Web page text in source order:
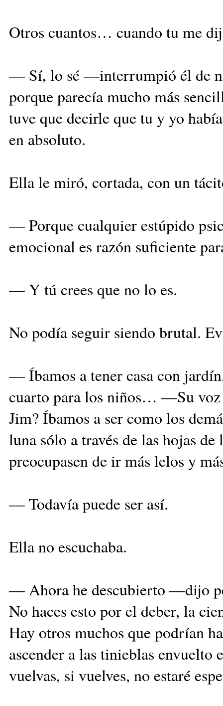
Otros cuantos… cuando tu me
— Sí, lo sé —interrumpió él de
porque parecía mucho más
tuve que decirle que tu y yo
en absoluto.
Ella le miró, cortada, con un
— Porque cualquier estúpido
emocional es razón suficiente
— Y tú crees que no lo es.
No podía seguir siendo brutal.
— Íbamos a tener casa con
cuarto para los niños… —Su voz
Jim? Íbamos a ser como los
luna sólo a través de las hojas
preocupasen de ir más lelos y
— Todavía puede ser así.
Ella no escuchaba.
— Ahora he descubierto —dijo
No haces esto por el deber, la
Hay otros muchos que podrían
ascender a las tinieblas
vuelvas, si vuelves, no estaré